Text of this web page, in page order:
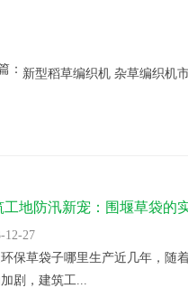
： 新型稻草编织机 杂草编织机
工地防汛新宠：围堰草袋的
12-27
保草袋子哪里生产近几年，随
剧，建筑工...